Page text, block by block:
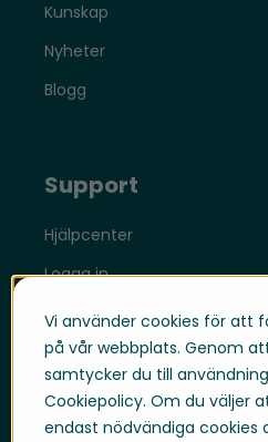
Vi använder cookies för att
på vår webbplats. Genom
samtycker du till
Cookiepolicy. Om du väljer
endast nödvändiga cookies
Kunskap
Nyheter
Blogg
Support
Hjälpcenter
Logga in
Support Portal Logga in
Whistleblowing
Trust Center
Compliance & Policies